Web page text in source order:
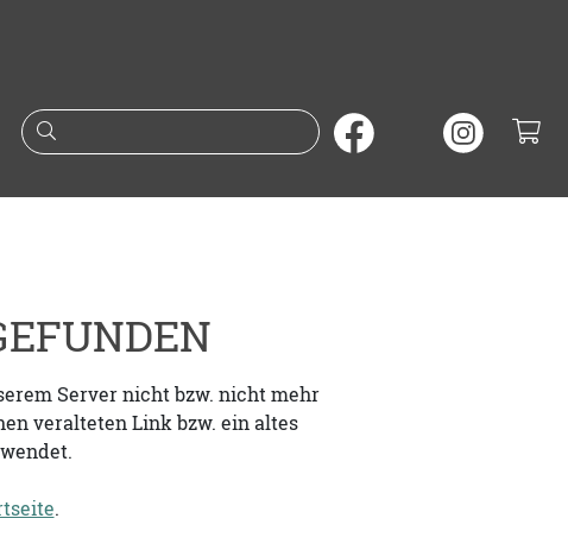
Suche nach Büchern oder
Server nicht bzw. nicht mehr
veralteten Link bzw. ein altes
.